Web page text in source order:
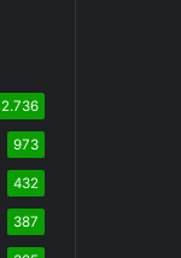
2.736
973
432
387